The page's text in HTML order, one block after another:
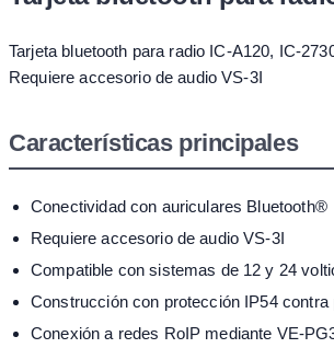
Tarjeta bluetooth para radio IC-A120, IC-
Requiere accesorio de audio VS-3I
Características principales
Conectividad con auriculares Bluetooth®
Requiere accesorio de audio VS-3I
Compatible con sistemas de 12 y 24
Construcción con protección IP54 contra
Conexión a redes RoIP mediante VE-